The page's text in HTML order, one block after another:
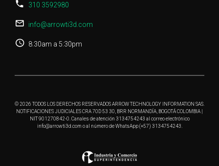
310 3592980
info@arrowti3d.com
8:30am a 5:30pm
© 2026 TODOS LOS DERECHOS RESERVADOS ARROW TECHNOLOGY INFORMATION SAS.
NOTIFICACIONES JUDICIALES CRA 70D 53 30, BRR NORMANDÍA, BOGOTÁ COLOMBIA |
NIT 901270842-0. Canales de atención 3134754243 al correo electrónico
info@arrowti3d.com o al número de WhatsApp (+57) 3134754243.